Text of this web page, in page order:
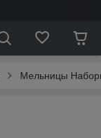
Мельницы